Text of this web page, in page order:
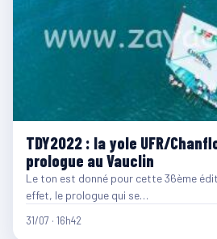
TDY2022 : la yole UFR/
prologue au Vauclin
Le ton est donné pour cette 36ème
effet, le prologue qui se…
31/07 · 16h42